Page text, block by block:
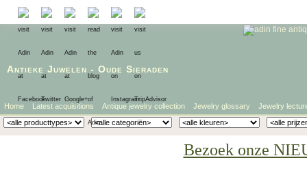
Antieke Juwelen - Oude Sieraden
Home Latest acquisitions Antique jewelry collection Jewelry glossary Jewelry
Bezoek onze